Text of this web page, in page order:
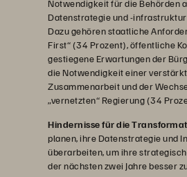
Notwendigkeit für die Behörden
Datenstrategie und -infrastruktur
Dazu gehören staatliche
First“ (34 Prozent), öffentliche
gestiegene Erwartungen der
die Notwendigkeit einer
Zusammenarbeit und der
„vernetzten“ Regierung (34
Hindernisse für die
planen, ihre Datenstrategie und
überarbeiten, um ihre
der nächsten zwei Jahre besser